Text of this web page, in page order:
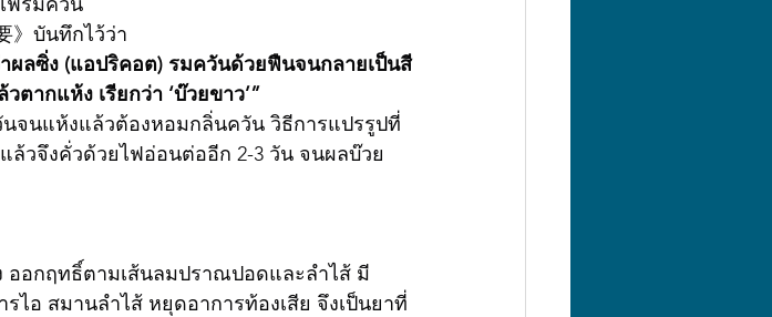
》บันทึกไว้ว่า
ผลซิ่ง (แอปริคอต) รมควันด้วยฟืนจนกลายเป็นสี
ตากแห้ง เรียกว่า ‘บ๊วยขาว’”
วจึงคั่วด้วยไฟอ่อนต่ออีก 2-3 วัน จนผลบ๊วย
อ สมานลำไส้ หยุดอาการท้องเสีย จึงเป็นยาที่